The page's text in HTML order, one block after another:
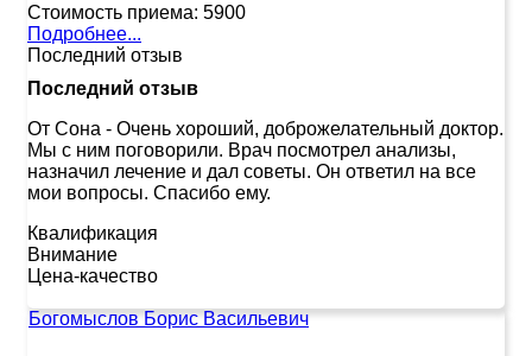
Стоимость приема: 5900
Подробнее...
Последний отзыв
Последний отзыв
От Сона - Очень хороший, доброжелательный доктор.
Мы с ним поговорили. Врач посмотрел анализы,
назначил лечение и дал советы. Он ответил на все
мои вопросы. Спасибо ему.
Квалификация
Внимание
Цена-качество
Богомыслов Борис Васильевич